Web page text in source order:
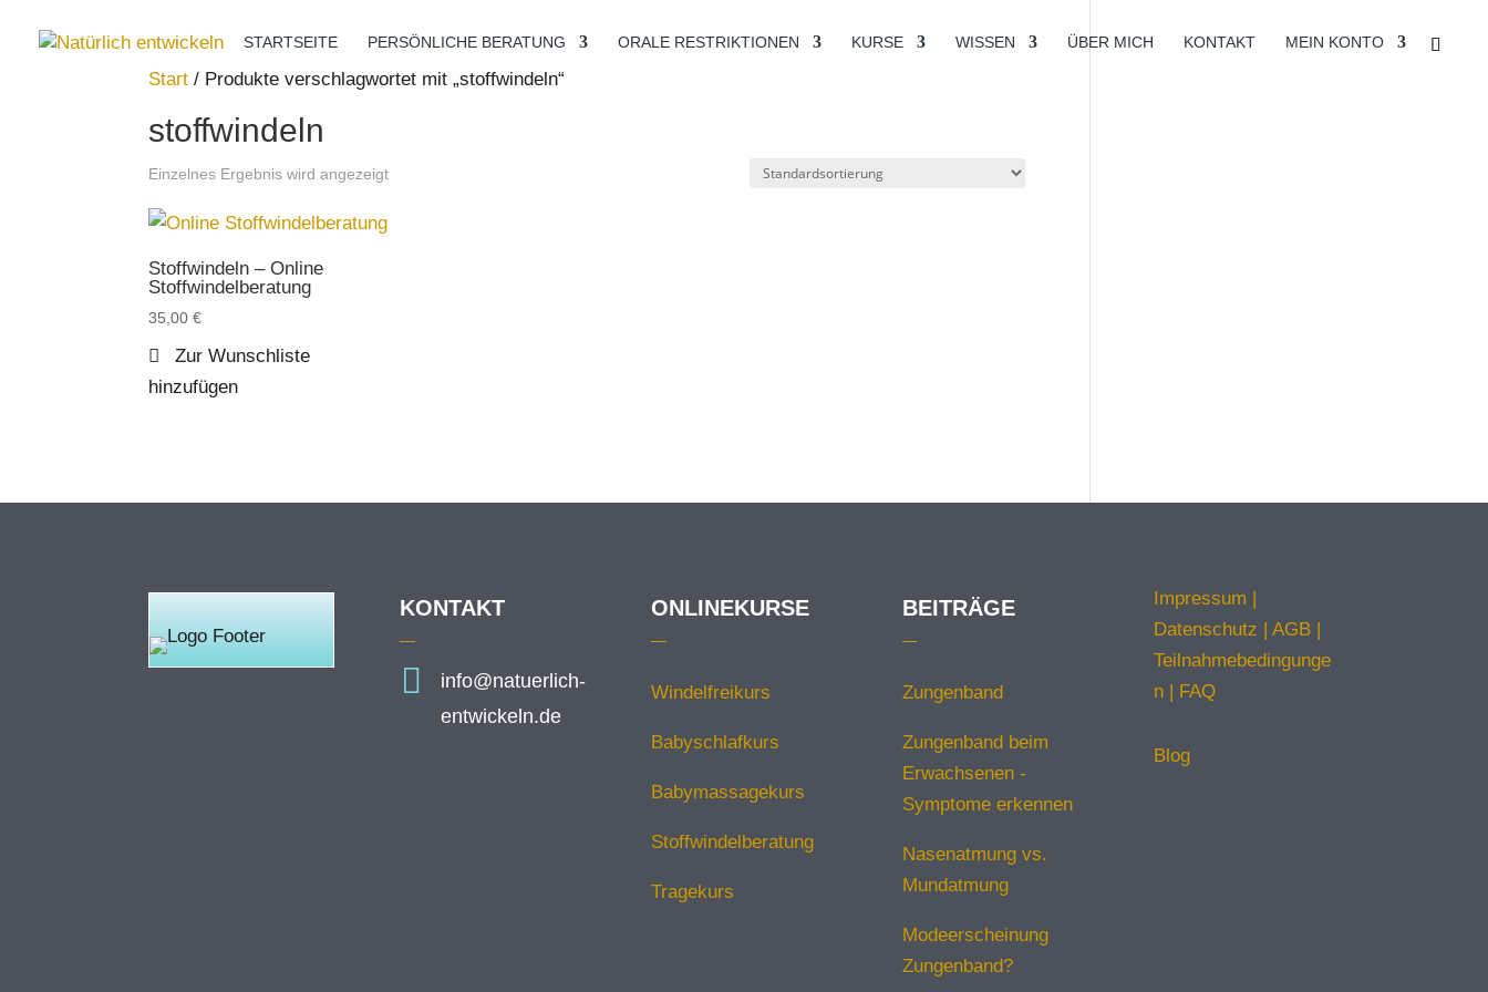
STARTSEITE PERSÖNLICHE BERATUNG ORALE RESTRIKTIONEN KURSE WISSEN ÜBER MICH KONTAKT MEIN KONTO
Start / Produkte verschlagwortet mit „stoffwindeln“
stoffwindeln
Einzelnes Ergebnis wird angezeigt
Stoffwindeln – Online
Stoffwindelberatung
35,00€
KONTAKT

info@natuerlich-
entwickeln.de
ONLINEKURSE
Windelfreikurs
Babyschlafkurs
Babymassagekurs
Stoffwindelberatung
Tragekurs
BEITRÄGE
Zungenband
Zungenband beim
Erwachsenen -
Symptome erkennen
Nasenatmung vs.
Mundatmung
Modeerscheinung
Zungenband?
Impressum |
Datenschutz | AGB|
Teilnahmebedingunge
n| FAQ
Blog